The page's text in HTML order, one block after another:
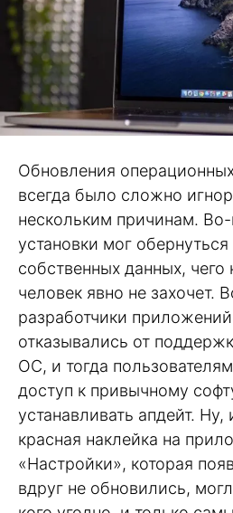
Обновления
всегда было сложно
нескольким причинам. Во-
установки мог
собственных данных,
человек явно не захочет.
разработчики
отказывались от
ОС, и тогда
доступ к привычному
устанавливать апдейт. Ну,
красная наклейка на
«Настройки», которая
вдруг не обновились,